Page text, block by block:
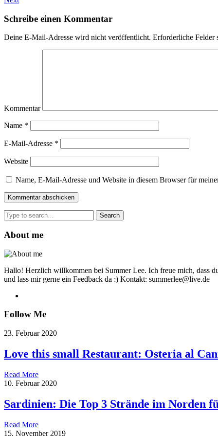
Schreibe einen Kommentar
Deine E-Mail-Adresse wird nicht veröffentlicht. Erforderliche Felder
Kommentar
Name *
E-Mail-Adresse *
Website
Name, E-Mail-Adresse und Website in diesem Browser für
Search
for:
About me
Hallo! Herzlich willkommen bei Summer Lee. Ich freue mich, dass
und lass mir gerne ein Feedback da :) Kontakt: summerlee@live.de
Follow Me
23. Februar 2020
Love this small Restaurant: Osteria al
Read More
10. Februar 2020
Sardinien: Die Top 3 Strände im Norden
Read More
15. November 2019